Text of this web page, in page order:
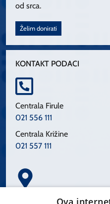
od srca.
Želim donirati
KONTAKT PODACI
Centrala Firule
021 556 111
Centrala Križine
021 557 111
Spinčićeva 1, 21000 Split
Ova